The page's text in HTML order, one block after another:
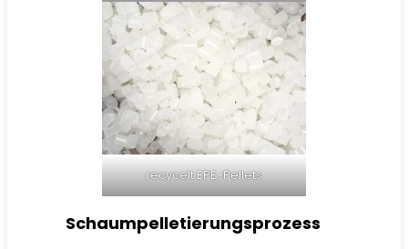
recycelt EPE-Pellets
Schaumpelletierungsprozess